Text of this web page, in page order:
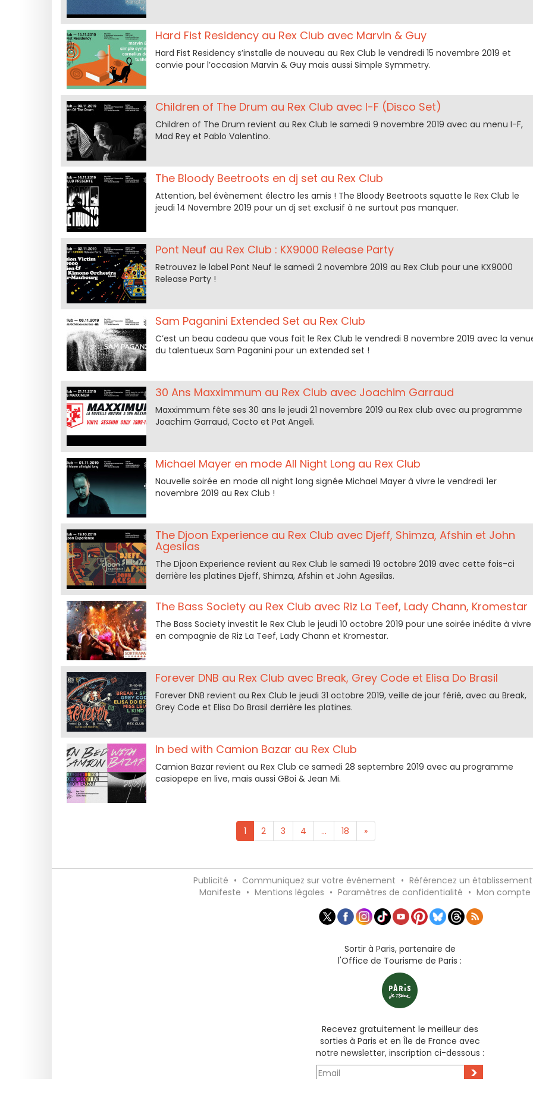
Hard Fist Residency au Rex Club avec Marvin & Guy
Hard Fist Residency s’installe de nouveau au Rex Club le vendredi 15 novembre 2019 et
convie pour l’occasion Marvin & Guy mais aussi Simple Symmetry.
Children of The Drum au Rex Club avec I-F (Disco Set)
Children of The Drum revient au Rex Club le samedi 9 novembre 2019 avec au menu I-F,
Mad Rey et Pablo Valentino.
The Bloody Beetroots en dj set au Rex Club
Attention, bel évènement électro les amis ! The Bloody Beetroots squatte le Rex Club le
jeudi 14 Novembre 2019 pour un dj set exclusif à ne surtout pas manquer.
Pont Neuf au Rex Club : KX9000 Release Party
Retrouvez le label Pont Neuf le samedi 2 novembre 2019 au Rex Club pour une KX9000
Release Party !
Sam Paganini Extended Set au Rex Club
C’est un beau cadeau que vous fait le Rex Club le vendredi 8 novembre 2019 avec la
du talentueux Sam Paganini pour un extended set !
30 Ans Maxximmum au Rex Club avec Joachim Garraud
Maxximmum fête ses 30 ans le jeudi 21 novembre 2019 au Rex club avec au programme
Joachim Garraud, Cocto et Pat Angeli.
Michael Mayer en mode All Night Long au Rex Club
Nouvelle soirée en mode all night long signée Michael Mayer à vivre le vendredi 1er
novembre 2019 au Rex Club !
The Djoon Experience au Rex Club avec Djeff, Shimza, Afshin et John
Agesilas
The Djoon Experience revient au Rex Club le samedi 19 octobre 2019 avec cette fois-ci
derrière les platines Djeff, Shimza, Afshin et John Agesilas.
The Bass Society au Rex Club avec Riz La Teef, Lady Chann, Kromestar
The Bass Society investit le Rex Club le jeudi 10 octobre 2019 pour une soirée inédite à vivre
en compagnie de Riz La Teef, Lady Chann et Kromestar.
Forever DNB au Rex Club avec Break, Grey Code et Elisa Do Brasil
Forever DNB revient au Rex Club le jeudi 31 octobre 2019, veille de jour férié, avec au Break,
Grey Code et Elisa Do Brasil derrière les platines.
In bed with Camion Bazar au Rex Club
Camion Bazar revient au Rex Club ce samedi 28 septembre 2019 avec au programme
casiopepe en live, mais aussi GBoi & Jean Mi.
1 2 3 4 ... 18 »
Publicité • Communiquez sur votre événement • Référencez un établissement
Manifeste • Mentions légales • Paramètres de confidentialité • Mon compte
Sortir à Paris, partenaire de
l'Office de Tourisme de Paris :
Recevez gratuitement le meilleur des
sorties à Paris et en Île de France avec
notre newsletter, inscription ci-dessous :
>